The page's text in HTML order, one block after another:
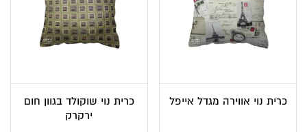
כרית נוי אווירה מגדל אייפל
כרית נוי שוקולד בגוון חום
ירקרק